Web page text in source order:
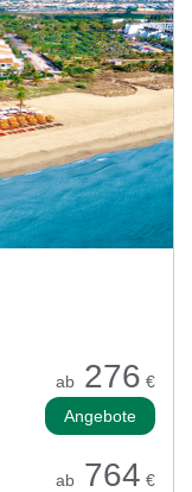
ab 276 €
Angebote
ab 764 €